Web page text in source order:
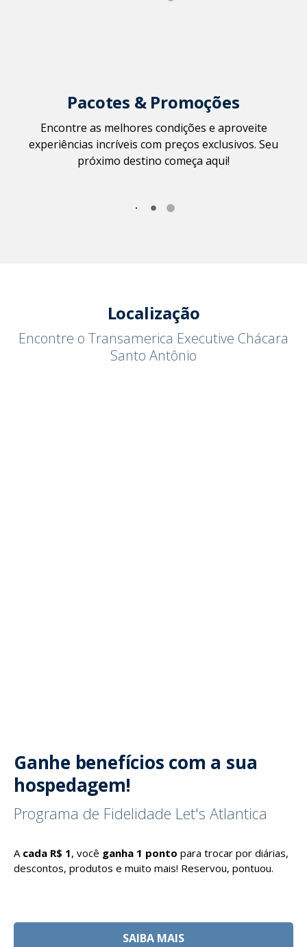
Pacotes & Promoções
Encontre as melhores condições e aproveite
experiências incríveis com preços exclusivos. Seu
próximo destino começa aqui!
Localização
Encontre o Transamerica Executive Chácara
Santo Antônio
Ganhe benefícios com a sua
hospedagem!
Programa de Fidelidade Let's Atlantica
A cada R$ 1, você ganha 1 ponto para trocar por diárias,
descontos, produtos e muito mais! Reservou, pontuou.
SAIBA MAIS